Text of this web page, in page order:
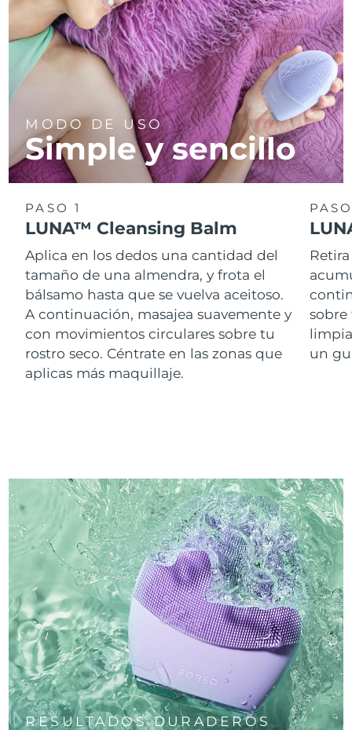
MODO DE USO
Simple y sencillo
PASO 1
LUNA™ Cleansing Balm
Aplica en los dedos una cantidad del
tamaño de una almendra, y frota el
bálsamo hasta que se vuelva aceitoso.
A continuación, masajea suavemente y
con movimientos circulares sobre tu
rostro seco. Céntrate en las zonas que
aplicas más maquillaje.
un
RESULTADOS DURADEROS